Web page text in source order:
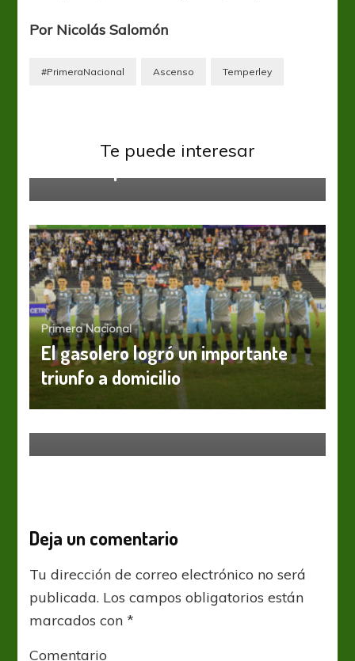
Por Nicolás Salomón
#PrimeraNacional Ascenso Temperley
Te puede interesar
All Boys busca mantener su invicto
ante Independiente Rivadavia
Primera Nacional
El gasolero logró un importante
triunfo a domicilio
Primera Nacional
Los gauchos y los ferroviarios se
desafían por la primera fecha del
Deja un comentario
Tu dirección de correo electrónico no será
publicada. Los campos obligatorios están
marcados con*
Comentario